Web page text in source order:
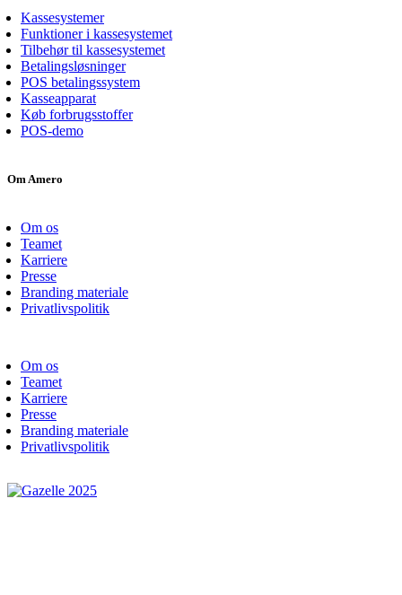
Kassesystemer
Funktioner i kassesystemet
Tilbehør til kassesystemet
Betalingsløsninger
POS betalingssystem
Kasseapparat
Køb forbrugsstoffer
POS-demo
Om Amero
Om os
Teamet
Karriere
Presse
Branding materiale
Privatlivspolitik
Om os
Teamet
Karriere
Presse
Branding materiale
Privatlivspolitik